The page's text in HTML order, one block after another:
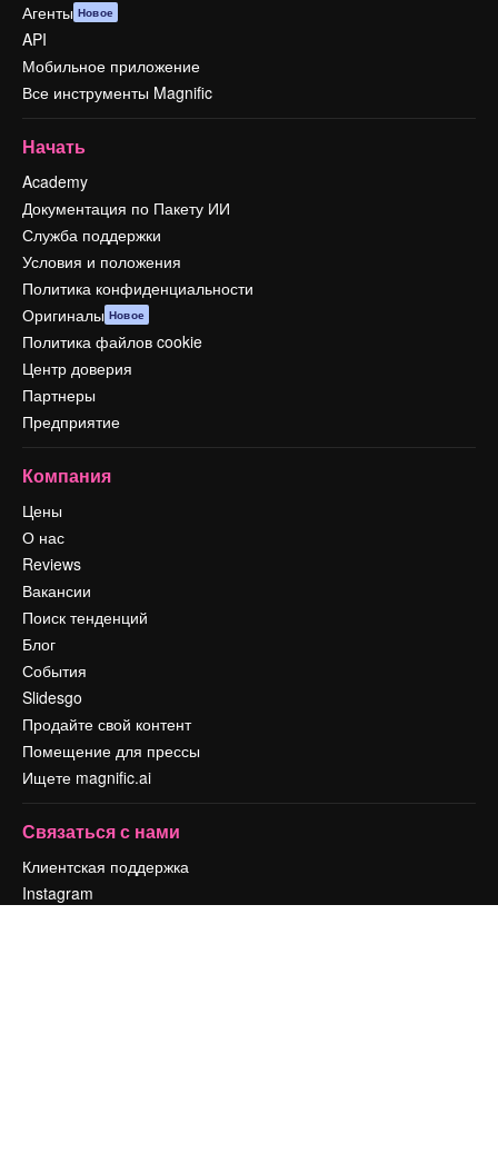
Агенты Новое
API
Мобильное приложение
Все инструменты Magnific
Начать
Academy
Документация по Пакету ИИ
Служба поддержки
Условия и положения
Политика конфиденциальности
Оригиналы Новое
Политика файлов cookie
Центр доверия
Партнеры
Предприятие
Компания
Цены
О нас
Reviews
Вакансии
Поиск тенденций
Блог
События
Slidesgo
Продайте свой контент
Помещение для прессы
Ищете magnific.ai
Связаться с нами
Клиентская поддержка
Instagram